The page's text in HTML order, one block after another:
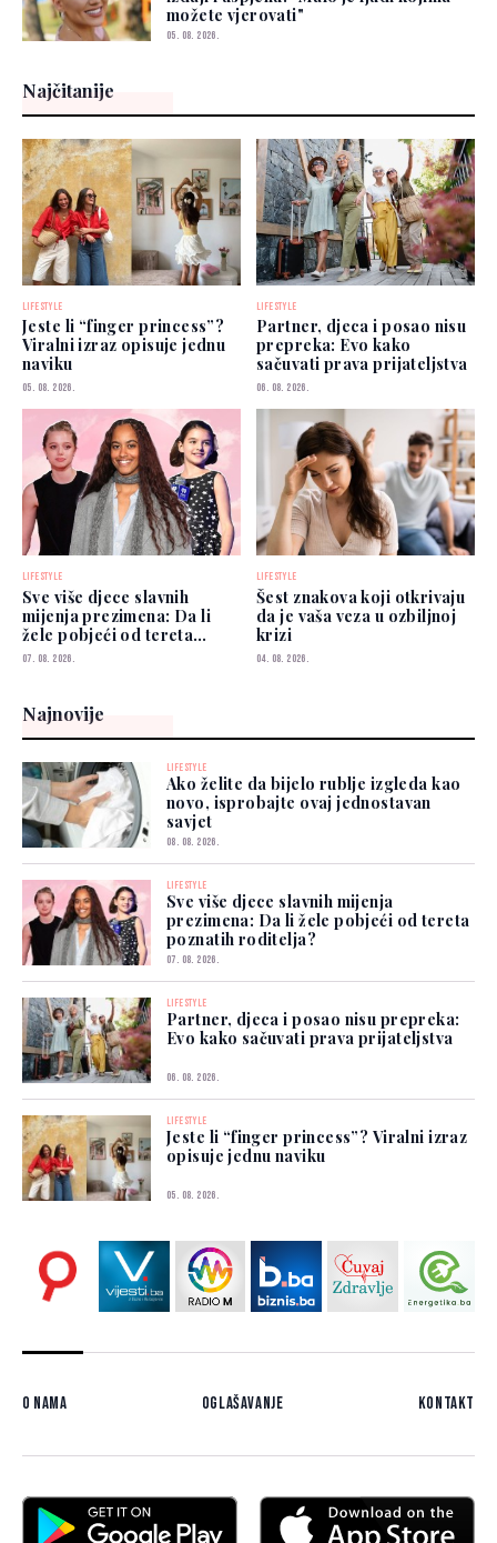
možete vjerovati"
05. 08. 2026.
Najčitanije
LIFESTYLE
Jeste li “finger princess”?
Viralni izraz opisuje jednu
naviku
05. 08. 2026.
LIFESTYLE
Partner, djeca i posao nisu
prepreka: Evo kako
sačuvati prava prijateljstva
06. 08. 2026.
LIFESTYLE
Sve više djece slavnih
mijenja prezimena: Da li
žele pobjeći od tereta
poznatih roditelja?
07. 08. 2026.
LIFESTYLE
Šest znakova koji otkrivaju
da je vaša veza u ozbiljnoj
krizi
04. 08. 2026.
Najnovije
LIFESTYLE
Ako želite da bijelo rublje izgleda kao
novo, isprobajte ovaj jednostavan
savjet
08. 08. 2026.
LIFESTYLE
Sve više djece slavnih mijenja
prezimena: Da li žele pobjeći od tereta
poznatih roditelja?
07. 08. 2026.
LIFESTYLE
Partner, djeca i posao nisu prepreka:
Evo kako sačuvati prava prijateljstva
06. 08. 2026.
LIFESTYLE
Jeste li “finger princess”? Viralni izraz
opisuje jednu naviku
05. 08. 2026.
O nama Oglašavanje Kontakt